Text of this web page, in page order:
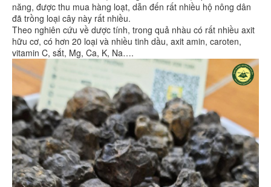
năng, được thu mua hàng loạt, dẫn đến rất nhiều hộ nông dân
đã trồng loại cây này rất nhiều.
Theo nghiên cứu về dược tính, trong quả nhàu có rất nhiều axit
hữu cơ, có hơn 20 loại và nhiều tinh dầu, axit amin, caroten,
vitamin C, sắt, Mg, Ca, K, Na….